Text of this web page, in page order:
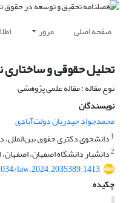
صفحه اصلی مرور
تحلیل حقوقی و ساختاری
نوع مقاله : مقاله علمی پژوهشی
نویسندگان
محمدجواد حیدریان دولت‌آبادی
1دانشجوی دکتری حقوق بین‌الملل،
2دانشیار دانشگاه اصفهان، اصفهان،
law.2024.2035389.1413
چکیده